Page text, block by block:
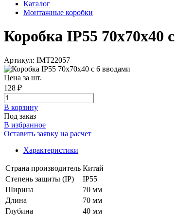
Каталог
Монтажные коробки
Коробка IP55 70x70x40
Артикул: IMT22057
Цена за шт.
128 ₽
В корзинy
Под заказ
В избранное
Оставить заявку на расчет
Характеристики
Страна производитель Китай
Степень защиты (IP)
IP55
Ширина
70 мм
Длина
70 мм
Глубина
40 мм